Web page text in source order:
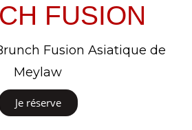
FUSION
Fusion Asiatique de
Meylaw
Je réserve